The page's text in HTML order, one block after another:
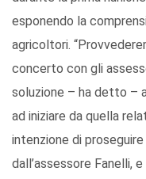
esponendo la
agricoltori.
concerto con gli
soluzione – ha detto –
ad iniziare da quella
intenzione di
dall’assessore Fanelli,